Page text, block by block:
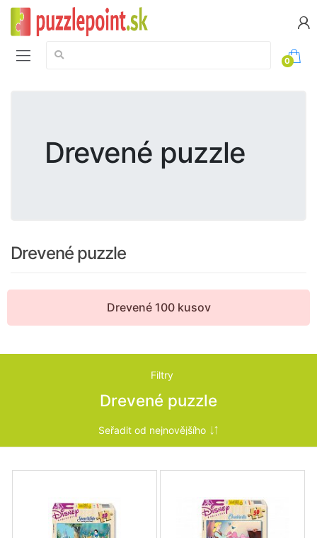
Vyhledávání:
0
Drevené puzzle
Drevené puzzle
Drevené 100 kusov
Filtry
Drevené puzzle